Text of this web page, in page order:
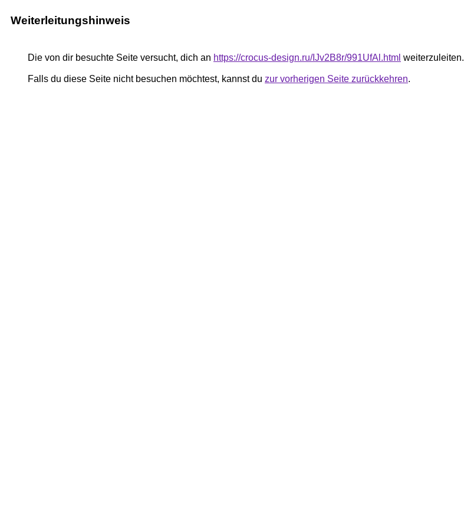
Weiterleitungshinweis
Die von dir besuchte Seite versucht, dich an https://crocus-design.ru/IJv2B8r/991UfAl.html weiterzuleiten.
Falls du diese Seite nicht besuchen möchtest, kannst du zur vorherigen Seite zurückkehren.